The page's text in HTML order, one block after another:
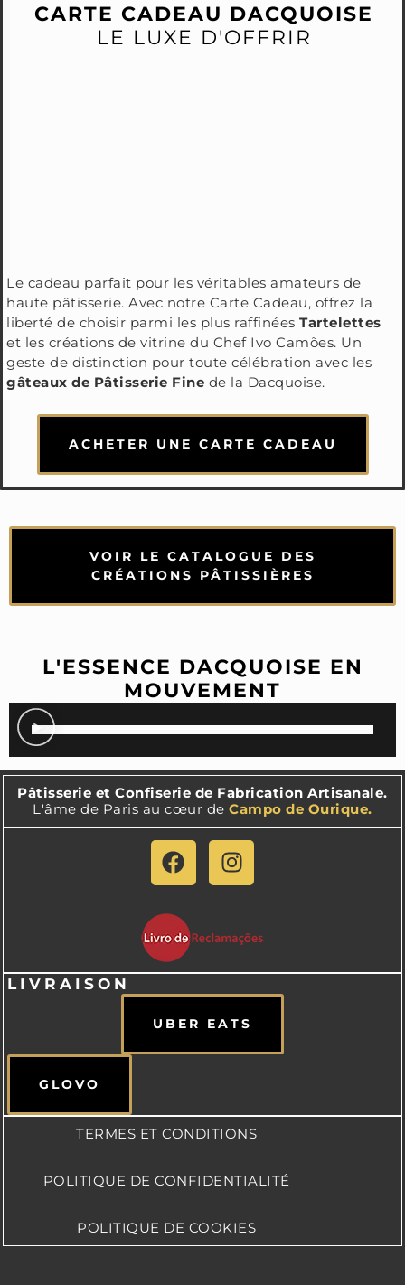
CARTE CADEAU DACQUOISE
LE LUXE D'OFFRIR
Le cadeau parfait pour les véritables amateurs de
haute pâtisserie. Avec notre Carte Cadeau, offrez la
liberté de choisir parmi les plus raffinéesTartelettes
et les créations de vitrine du Chef Ivo Camões. Un
geste de distinction pour toute célébration avec les
gâteaux de Pâtisserie Fine de la Dacquoise.
ACHETER UNE CARTE CADEAU
VOIR LE CATALOGUE DES
CRÉATIONS PÂTISSIÈRES
L'ESSENCE DACQUOISE EN
MOUVEMENT
Pâtisserie et Confiserie de Fabrication Artisanale.
L'âme de Paris au cœur deCampo de Ourique.
LIVRAISON
UBER EATS
GLOVO
TERMES ET CONDITIONS
POLITIQUE DE CONFIDENTIALITÉ
POLITIQUE DE COOKIES